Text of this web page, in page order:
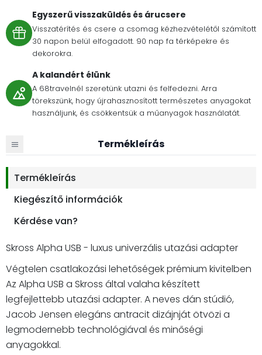
Egyszerű visszaküldés és árucsere
Visszatérítés és csere a csomag kézhezvételétől számított
30 napon belül elfogadott. 90 nap fa térképekre és
dekorokra.
A kalandért élünk
A 68travelnél szeretünk utazni és felfedezni. Arra
törekszünk, hogy újrahasznosított természetes anyagokat
használjunk, és csökkentsük a műanyagok használatát.
Termékleírás
Termékleírás
Kiegészítő információk
Kérdése van?
Skross Alpha USB - luxus univerzális utazási adapter
Végtelen csatlakozási lehetőségek prémium kivitelben
Az Alpha USB a Skross által valaha készített
legfejlettebb utazási adapter. A neves dán stúdió,
Jacob Jensen elegáns antracit dizájnját ötvözi a
legmodernebb technológiával és minőségi
anyagokkal.